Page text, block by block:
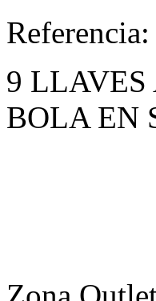
Referencia:
9
BOLA EN